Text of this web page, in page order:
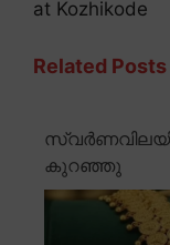
at Kozhikode
Related Posts
കുറഞ്ഞു